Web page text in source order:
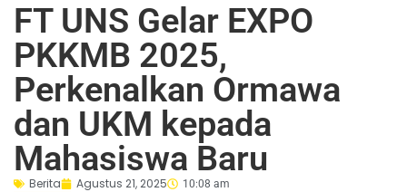
FT UNS Gelar EXPO
PKKMB 2025,
Perkenalkan Ormawa
dan UKM kepada
Mahasiswa Baru
Berita Agustus 21, 2025 10:08 am